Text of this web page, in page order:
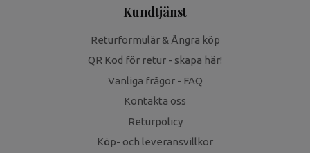
Kundtjänst
Returformulär & Ångra köp
QR Kod för retur - skapa här!
Vanliga frågor - FAQ
Kontakta oss
Returpolicy
Köp- och leveransvillkor